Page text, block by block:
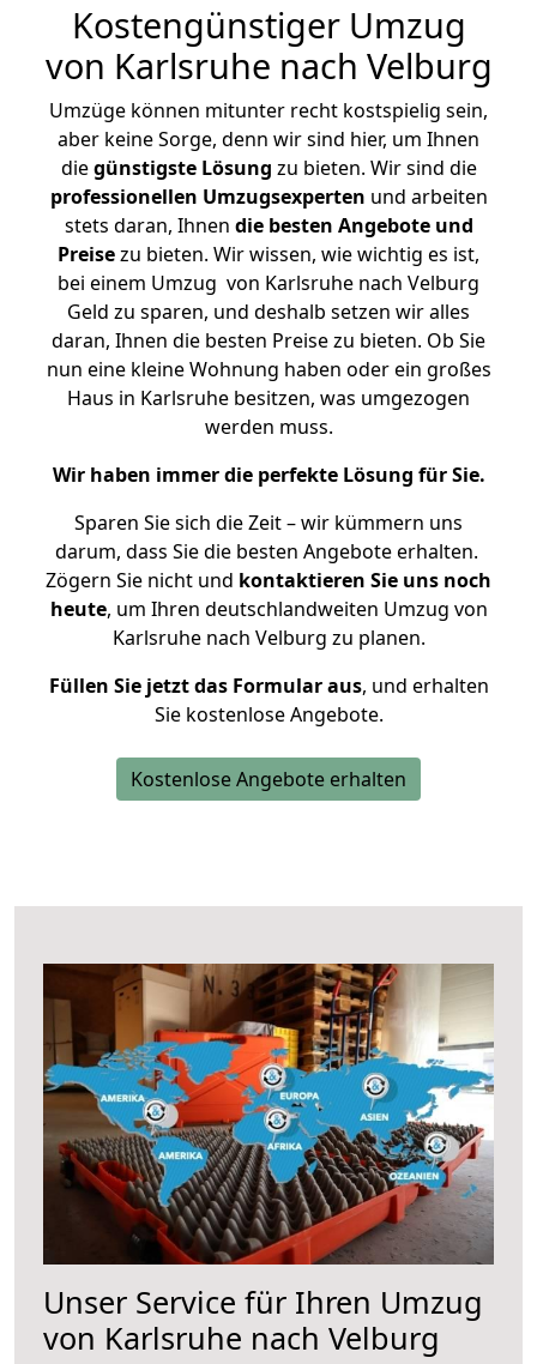
Kostengünstiger Umzug
von Karlsruhe nach Velburg
Umzüge können mitunter recht kostspielig sein,
aber keine Sorge, denn wir sind hier, um Ihnen
diegünstigste Lösung zu bieten. Wir sind die
professionellen Umzugsexperten und arbeiten
stets daran, Ihnen die besten Angebote und
Preisezu bieten. Wir wissen, wie wichtig es ist,
bei einem Umzug von Karlsruhe nach Velburg
Geld zu sparen, und deshalb setzen wir alles
daran, Ihnen die besten Preise zu bieten. Ob Sie
nun eine kleine Wohnung haben oder ein großes
Haus in Karlsruhe besitzen, was umgezogen
werden muss.
Wir haben immer die perfekte Lösung für Sie.
Sparen Sie sich die Zeit – wir kümmern uns
darum, dass Sie die besten Angebote erhalten.
Zögern Sie nicht und kontaktieren Sie uns noch
heute, um Ihren deutschlandweiten Umzug von
Karlsruhe nach Velburg zu planen.
Füllen Sie jetzt das Formular aus, und erhalten
Sie kostenlose Angebote.
Kostenlose Angebote erhalten
Unser Service für Ihren Umzug
von Karlsruhe nach Velburg